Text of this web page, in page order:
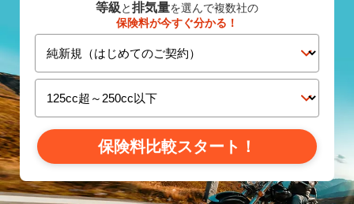
等級と排気量を選んで複数社の
保険料が今すぐ分かる！
保険料比較スタート！